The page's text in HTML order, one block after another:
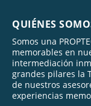
QUIÉNES
Somos una
memorables en
intermediación
grandes pilares la
de nuestros
experiencias